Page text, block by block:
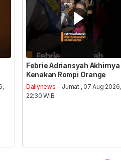
Febrie Adriansyah Akhirnya
Kenakan Rompi Orange
Dailynews - Jumat , 07 Aug 2026,
22:30 WIB